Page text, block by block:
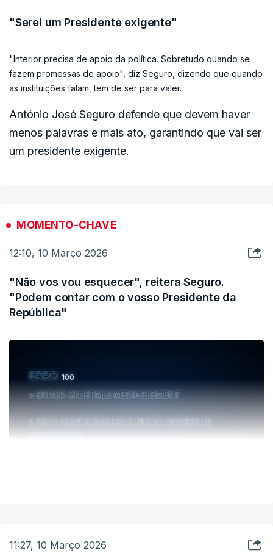
ERRO 100
ESTE CONTEÚDO ESTÁ NESTE MOMENTO
INDISPONÍVEL
"Serei um Presidente exigente"
"Interior precisa de apoio da política. Sobretudo quando se
fazem promessas de apoio", diz Seguro, dizendo que quando
as instituições falam, tem de ser para valer.
António José Seguro defende que devem haver
menos palavras e mais ato, garantindo que vai ser
um presidente exigente.
MOMENTO-CHAVE
12:10, 10 Março 2026
"Não vos vou esquecer", reitera Seguro.
"Podem contar com o vosso Presidente da
República"
ERRO100
ERROR ON HTML5 MEDIA ELEMENT
ESTE CONTEÚDO ESTÁ NESTE MOMENTO
INDISPONÍVEL
11:27, 10 Março 2026